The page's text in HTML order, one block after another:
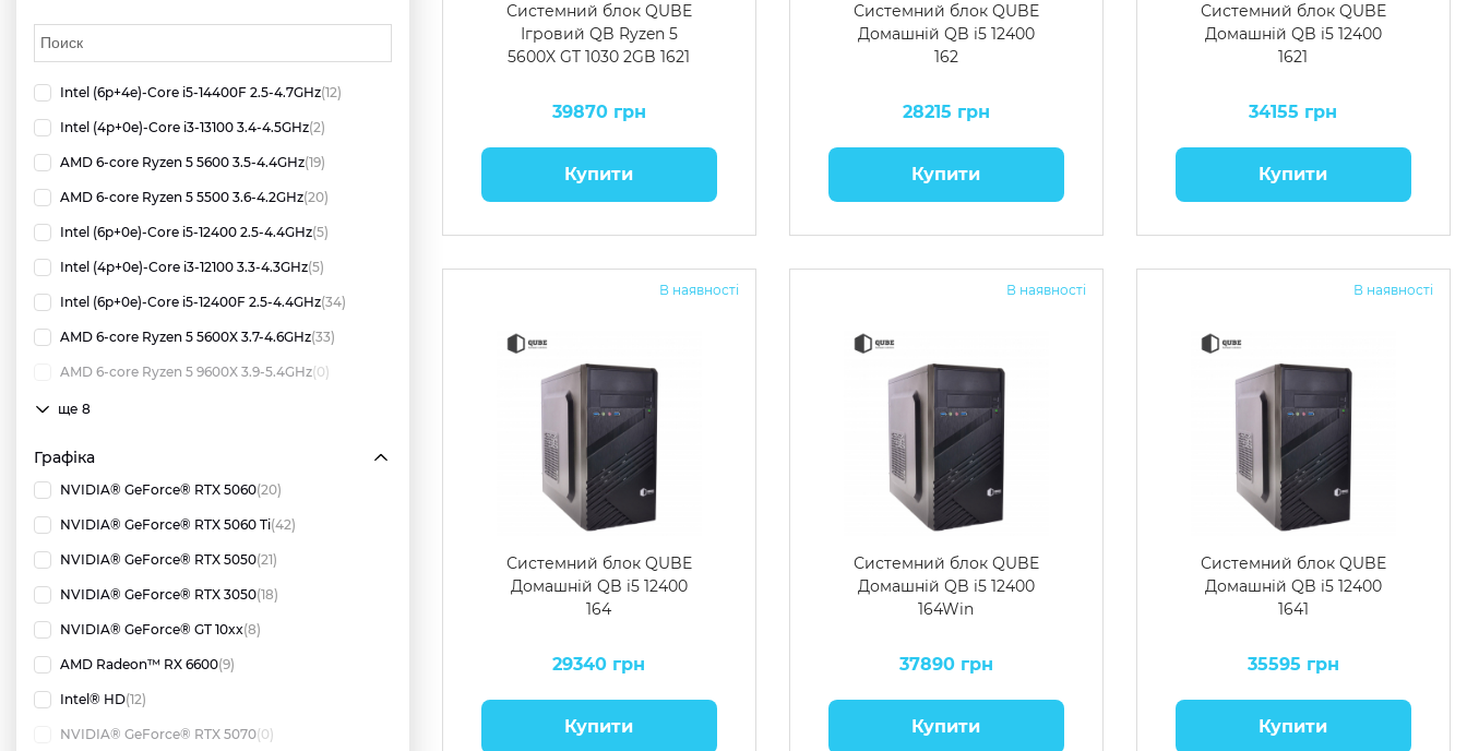
Intel (6p+4e)-Core i5-14400F 2.5-4.7GHz(12)
Intel (4p+0e)-Core i3-13100 3.4-4.5GHz(2)
AMD 6-core Ryzen 5 5600 3.5-4.4GHz(19)
AMD 6-core Ryzen 5 5500 3.6-4.2GHz(20)
Intel (6p+0e)-Core i5-12400 2.5-4.4GHz(5)
Intel (4p+0e)-Core i3-12100 3.3-4.3GHz(5)
Intel (6p+0e)-Core i5-12400F 2.5-4.4GHz(34)
AMD 6-core Ryzen 5 5600X 3.7-4.6GHz(33)
AMD 6-core Ryzen 5 9600X 3.9-5.4GHz(0)
ще 8
Графіка
NVIDIA® GeForce® RTX 5060(20)
NVIDIA® GeForce® RTX 5060 Ti(42)
NVIDIA® GeForce® RTX 5050(21)
NVIDIA® GeForce® RTX 3050(18)
NVIDIA® GeForce® GT 10xx(8)
AMD Radeon™ RX 6600(9)
Intel® HD(12)
NVIDIA® GeForce® RTX 5070(0)
Системний блок QUBE
Ігровий QB Ryzen 5
5600X GT 1030 2GB 1621
39870 грн
Купити
Системний блок QUBE
Домашній QB i5 12400
162
28215 грн
Купити
Системний блок QUBE
Домашній QB i5 12400
1621
34155 грн
Купити
В наявності
Системний блок QUBE
Домашній QB i5 12400
164
29340 грн
Купити
В наявності
Системний блок QUBE
Домашній QB i5 12400
164Win
37890 грн
Купити
В наявності
Системний блок QUBE
Домашній QB i5 12400
1641
35595 грн
Купити